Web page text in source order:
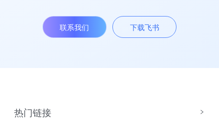
联系我们 下载飞书
热门链接